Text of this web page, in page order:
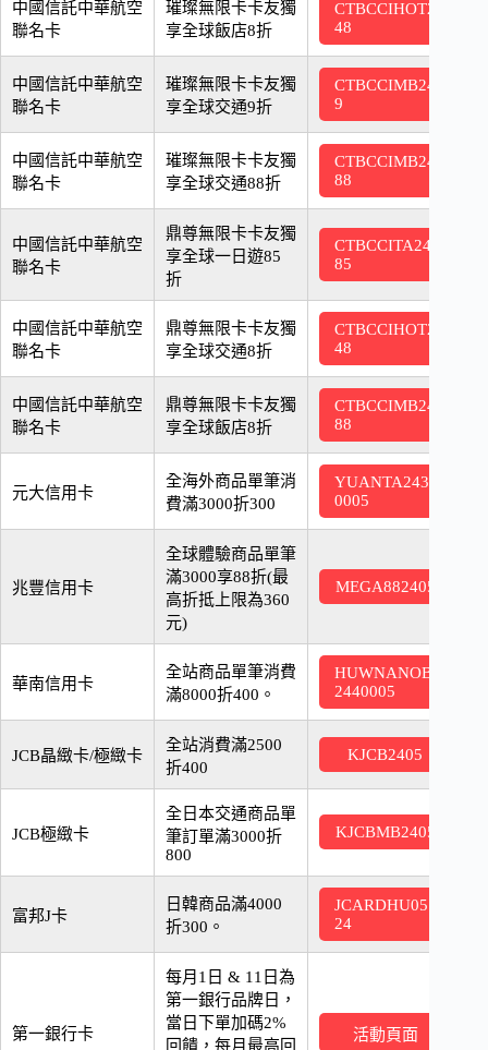
中國信託中華航空
聯名卡
璀璨無限卡卡友獨
享全球飯店8折
CTBCCIHOT2
48
中國信託中華航空
聯名卡
璀璨無限卡卡友獨
享全球交通9折
CTBCCIMB24
9
中國信託中華航空
聯名卡
璀璨無限卡卡友獨
享全球交通88折
CTBCCIMB24
88
中國信託中華航空
聯名卡
鼎尊無限卡卡友獨
享全球一日遊85
折
CTBCCITA24
85
中國信託中華航空
聯名卡
鼎尊無限卡卡友獨
享全球交通8折
CTBCCIHOT2
48
中國信託中華航空
聯名卡
鼎尊無限卡卡友獨
享全球飯店8折
CTBCCIMB24
88
元大信用卡
全海外商品單筆消
費滿3000折300
YUANTA243
0005
兆豐信用卡
全球體驗商品單筆
滿3000享88折(最
高折抵上限為360
元)
MEGA882405
華南信用卡
全站商品單筆消費
滿8000折400。
HUWNANOB
2440005
JCB晶緻卡/極緻卡
全站消費滿2500
折400
KJCB2405
JCB極緻卡
全日本交通商品單
筆訂單滿3000折
800
KJCBMB2405
富邦J卡
日韓商品滿4000
折300。
JCARDHU05
24
第一銀行卡
每月1日 & 11日為
第一銀行品牌日，
當日下單加碼2%
回饋，每月最高回
活動頁面